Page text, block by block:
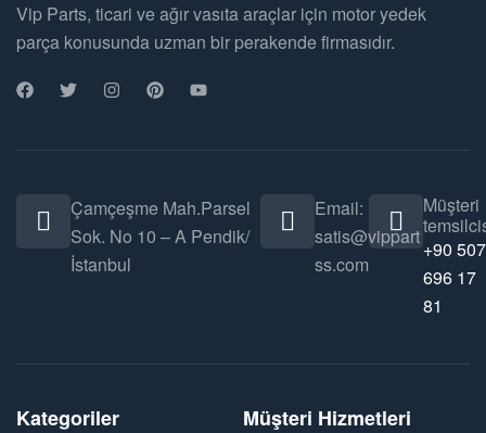
Vip Parts, ticari ve ağır vasıta araçlar için motor yedek
parça konusunda uzman bir perakende firmasıdır.
Çamçeşme Mah.Parsel
Sok. No 10 – A Pendik/
İstanbul
Email:
satis@vippart
ss.com
Müşteri
+90 507
696 17
81
Kategoriler Müşteri Hizmetleri